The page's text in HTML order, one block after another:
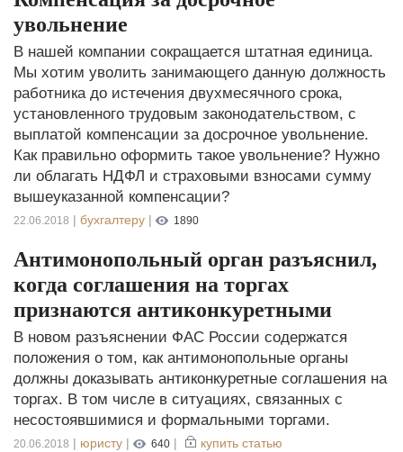
увольнение
В нашей компании сокращается штатная единица.
Мы хотим уволить занимающего данную должность
работника до истечения двухмесячного срока,
установленного трудовым законодательством, с
выплатой компенсации за досрочное увольнение.
Как правильно оформить такое увольнение? Нужно
ли облагать НДФЛ и страховыми взносами сумму
вышеуказанной компенсации?
22.06.2018 | бухгалтеру | 1890
Антимонопольный орган разъяснил,
когда соглашения на торгах
признаются антиконкуретными
В новом разъяснении ФАС России содержатся
положения о том, как антимонопольные органы
должны доказывать антиконкуретные соглашения на
торгах. В том числе в ситуациях, связанных с
несостоявшимися и формальными торгами.
20.06.2018 | юристу | 640 |
купить статью